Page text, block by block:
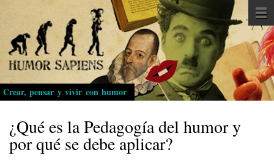
Pasar
al
contenido
principal
Crear, pensar y vivir con humor
¿Qué es la Pedagogía del humor y
por qué se debe aplicar?